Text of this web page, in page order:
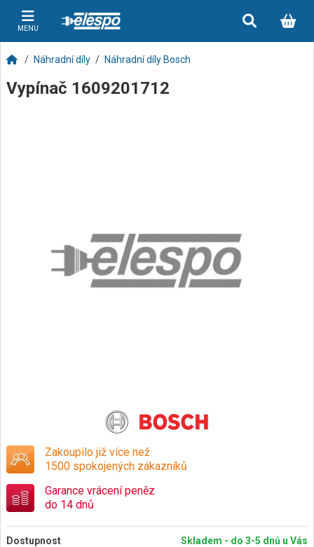
MENU
Náhradní díly Náhradní díly Bosch
Vypínač 1609201712
Zakoupilo již více než
1500 spokojených zákazníků
Garance vrácení peněz
do 14 dnů
Dostupnost Skladem - do 3-5 dnů u Vás